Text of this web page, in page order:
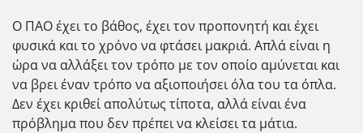
Ο ΠΑΟ έχει το βάθος, έχει τον προπονητή και έχει
φυσικά και το χρόνο να φτάσει μακριά. Απλά είναι η
ώρα να αλλάξει τον τρόπο με τον οποίο αμύνεται και
να βρει έναν τρόπο να αξιοποιήσει όλα του τα όπλα.
Δεν έχει κριθεί απολύτως τίποτα, αλλά είναι ένα
πρόβλημα που δεν πρέπει να κλείσει τα μάτια.